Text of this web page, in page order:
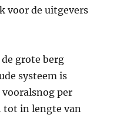
voor de uitgevers
grote berg
systeem is
per
tot in lengte van